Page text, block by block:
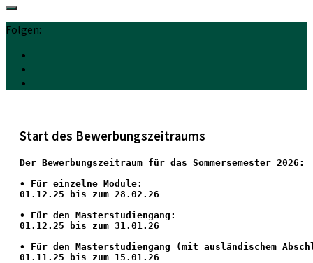
Folgen:
Start des Bewerbungszeitraums
Der Bewerbungszeitraum für das Sommersemester 2026:
• Für einzelne Module:
01.12.25 bis zum 28.02.26
• Für den Masterstudiengang:
01.12.25 bis zum 31.01.26
• Für den Masterstudiengang (mit ausländischem
01.11.25 bis zum 15.01.26